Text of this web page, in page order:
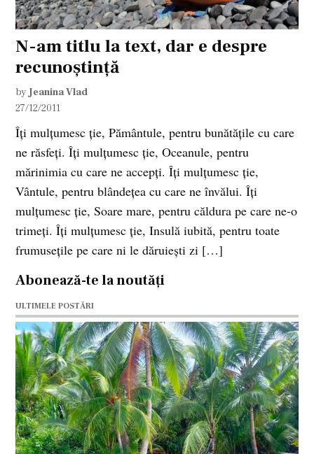
N-am titlu la text, dar e despre
recunoștință
by Jeanina Vlad
27/12/2011
Îți mulțumesc ție, Pământule, pentru bunătățile cu care
ne răsfeți. Îți mulțumesc ție, Oceanule, pentru
mărinimia cu care ne accepți. Îți mulțumesc ție,
Vântule, pentru blândețea cu care ne învălui. Îți
mulțumesc ție, Soare mare, pentru căldura pe care ne-o
trimeți. Îți mulțumesc ție, Insulă iubită, pentru toate
frumusețile pe care ni le dăruiești zi […]
Abonează-te la noutăți
ULTIMELE POSTĂRI